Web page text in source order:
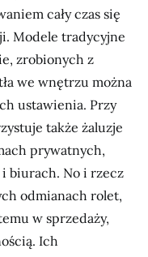
cały czas się
Modele tradycyjne
zrobionych z
we wnętrzu można
ustawienia. Przy
także żaluzje
prywatnych,
biurach. No i rzecz
odmianach rolet,
w sprzedaży,
Ich